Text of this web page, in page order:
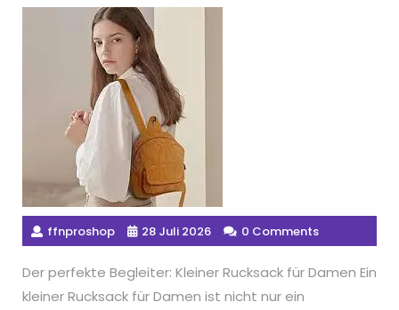
ffnproshop 28 Juli 2026 0 Comments
Der perfekte Begleiter: Kleiner Rucksack für Damen Ein
kleiner Rucksack für Damen ist nicht nur ein